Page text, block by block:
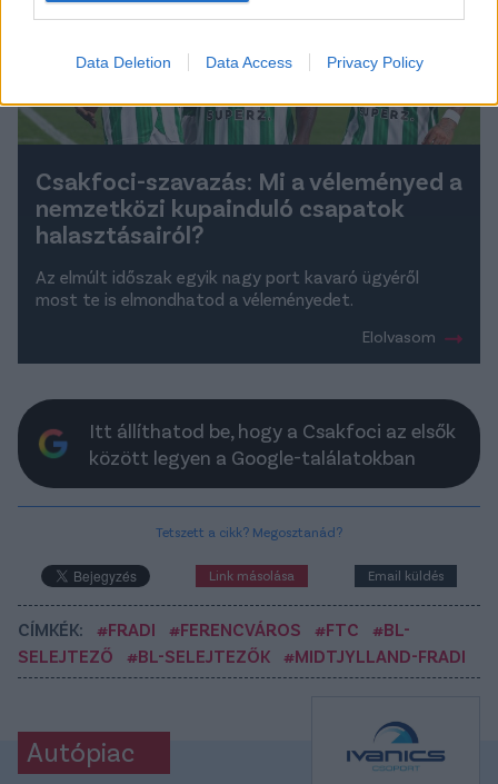
Data Deletion Data Access Privacy Policy
Csakfoci-szavazás: Mi a véleményed a
nemzetközi kupainduló csapatok
halasztásairól?
Az elmúlt időszak egyik nagy port kavaró ügyéről
most te is elmondhatod a véleményedet.
Elolvasom
Itt állíthatod be, hogy a Csakfoci az elsők
között legyen a Google-találatokban
Tetszett a cikk? Megosztanád?
Link másolása Email küldés
CÍMKÉK: #FRADI #FERENCVÁROS #FTC
#BL-
SELEJTEZŐ
#BL-SELEJTEZŐK #MIDTJYLLAND-FRADI
Autópiac